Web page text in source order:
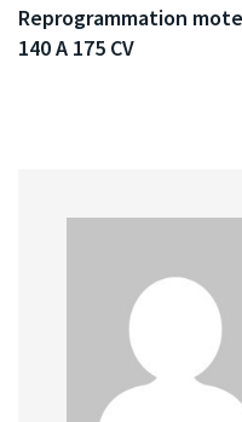
Reprogrammation
140 A 175 CV